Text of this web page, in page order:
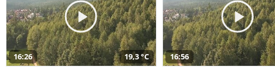
16:26 19,3 °C 16:56